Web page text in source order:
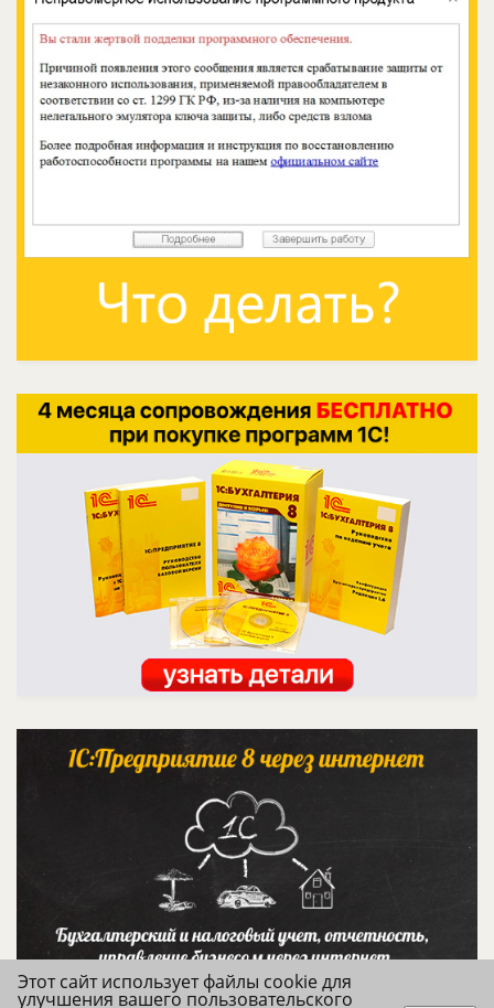
Этот сайт использует файлы cookie для
улучшения вашего пользовательского